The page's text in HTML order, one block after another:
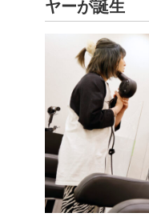
ヤーが誕生